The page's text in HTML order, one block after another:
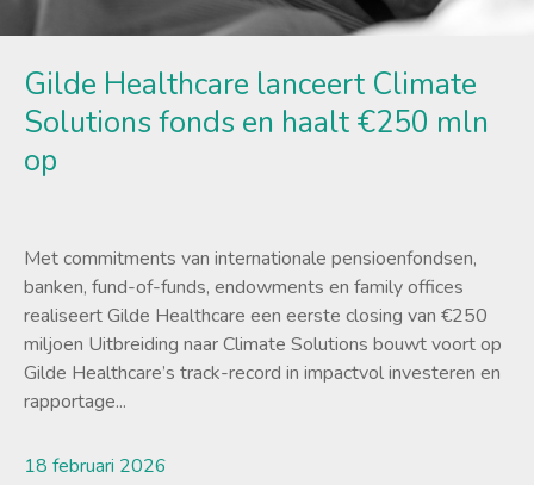
Gilde Healthcare lanceert Climate
Solutions fonds en haalt €250 mln
op
Met commitments van internationale pensioenfondsen,
banken, fund-of-funds, endowments en family offices
realiseert Gilde Healthcare een eerste closing van €250
miljoen Uitbreiding naar Climate Solutions bouwt voort op
Gilde Healthcare’s track-record in impactvol investeren en
rapportage...
18 februari 2026